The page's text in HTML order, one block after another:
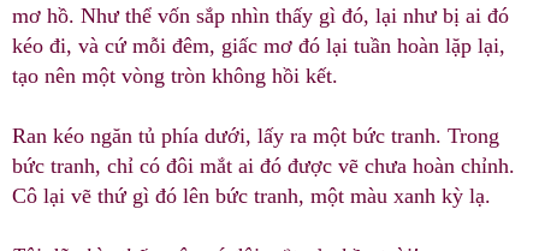
mơ hồ. Như thể vốn sắp nhìn thấy gì đó, lại như bị ai đó
kéo đi, và cứ mỗi đêm, giấc mơ đó lại tuần hoàn lặp lại,
tạo nên một vòng tròn không hồi kết.
Ran kéo ngăn tủ phía dưới, lấy ra một bức tranh. Trong
bức tranh, chỉ có đôi mắt ai đó được vẽ chưa hoàn chỉnh.
Cô lại vẽ thứ gì đó lên bức tranh, một màu xanh kỳ lạ.